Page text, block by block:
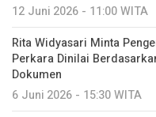
12 Juni 2026 - 11:00 WITA
Rita Widyasari Minta
Perkara Dinilai
Dokumen
6 Juni 2026 - 15:30 WITA